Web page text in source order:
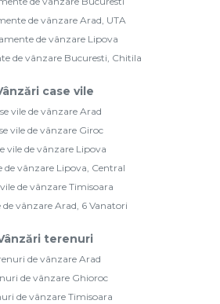
de vânzare Arad, UTA
de vânzare Lipova
de vânzare Bucuresti, Chitila
case vile
vile de vânzare Arad
vile de vânzare Giroc
vile de vânzare Lipova
de vânzare Lipova, Central
vile de vânzare Timisoara
de vânzare Arad, 6 Vanatori
terenuri
de vânzare Arad
de vânzare Ghioroc
de vânzare Timisoara